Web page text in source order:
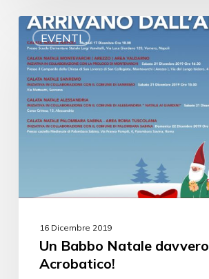
EVENTI
16 Dicembre 2019
Un Babbo Natale davvero
Acrobatico!